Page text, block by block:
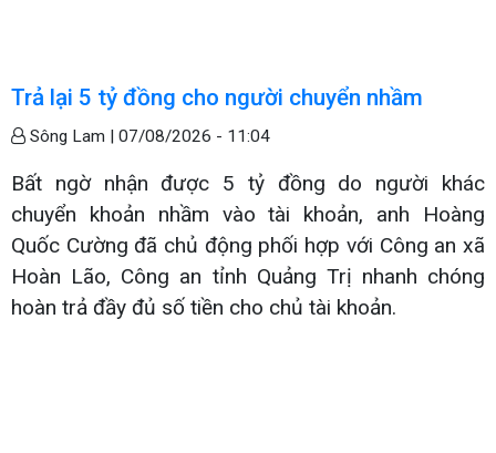
Trả lại 5 tỷ đồng cho người chuyển nhầm
Sông Lam | 07/08/2026 - 11:04
Bất ngờ nhận được 5 tỷ đồng do người khác
chuyển khoản nhầm vào tài khoản, anh Hoàng
Quốc Cường đã chủ động phối hợp với Công an xã
Hoàn Lão, Công an tỉnh Quảng Trị nhanh chóng
hoàn trả đầy đủ số tiền cho chủ tài khoản.